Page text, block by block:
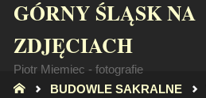
GÓRNY ŚLĄSK NA
ZDJĘCIACH
Piotr Miemiec - fotografie
STRONA
BUDOWLE SAKRALNE